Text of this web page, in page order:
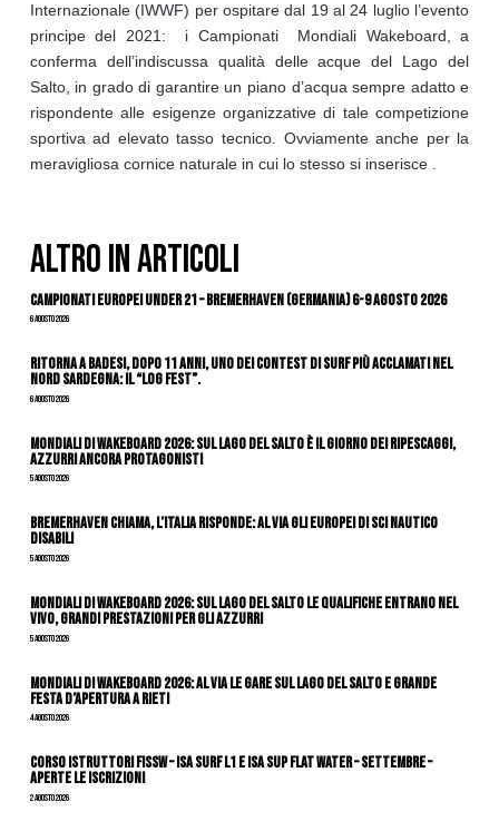
Internazionale (IWWF) per ospitare dal 19 al 24 luglio l’evento
principe del 2021: i Campionati Mondiali Wakeboard, a
conferma dell’indiscussa qualità delle acque del Lago del
Salto, in grado di garantire un piano d’acqua sempre adatto e
rispondente alle esigenze organizzative di tale competizione
sportiva ad elevato tasso tecnico. Ovviamente anche per la
meravigliosa cornice naturale in cui lo stesso si inserisce .
ALTRO IN ARTICOLI
Campionati Europei Under 21 – Bremerhaven (Germania) 6-9 agosto 2026
6 Agosto 2026
Ritorna a Badesi, dopo 11 anni, uno dei contest di surf più acclamati nel
nord Sardegna: il “Log Fest”.
6 Agosto 2026
Mondiali di Wakeboard 2026: sul Lago del Salto è il giorno dei ripescaggi,
azzurri ancora protagonisti
5 Agosto 2026
Bremerhaven chiama, l’Italia risponde: al via gli Europei di Sci Nautico
Disabili
5 Agosto 2026
Mondiali di Wakeboard 2026: sul Lago del Salto le qualifiche entrano nel
vivo, grandi prestazioni per gli azzurri
5 Agosto 2026
Mondiali di Wakeboard 2026: al via le gare sul Lago del Salto e grande
festa d’apertura a Rieti
4 Agosto 2026
CORSO ISTRUTTORI FISSW – ISA SURF L1 e ISA SUP Flat Water – SETTEMBRE –
APERTE LE ISCRIZIONI
2 Agosto 2026